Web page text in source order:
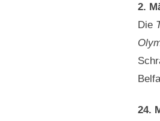
2.
Die
24.